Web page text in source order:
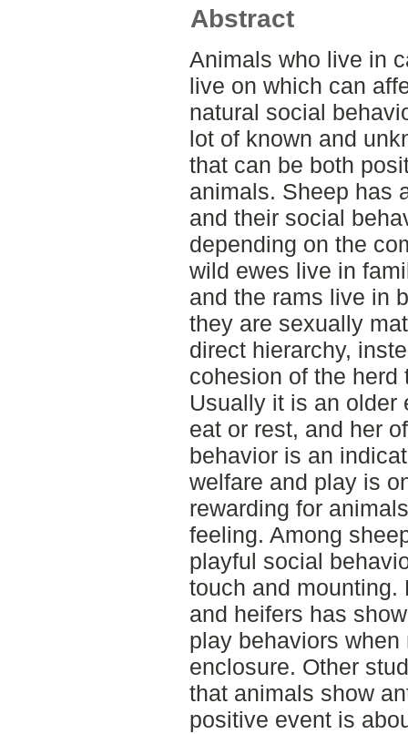
Abstract
Animals who live in
live on which can
natural social
lot of known and
that can be both
animals. Sheep has
and their social
depending on the
wild ewes live in
and the rams live in
they are sexually
direct hierarchy,
cohesion of the herd
Usually it is an older
eat or rest, and her
behavior is an
welfare and play is
rewarding for
feeling. Among
playful social
touch and
and heifers has
play behaviors
enclosure. Other
that animals show
positive event is